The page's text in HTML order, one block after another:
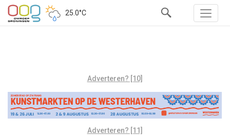
25.0°C
Adverteren? [10]
Adverteren? [11]